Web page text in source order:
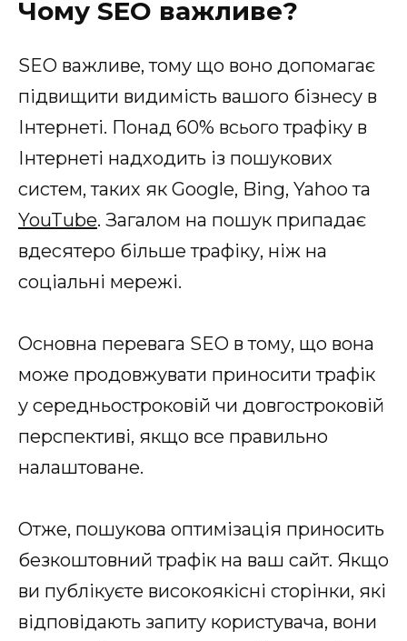
Чому SEO важливе?
SEO важливе, тому що воно допомагає
підвищити видимість вашого бізнесу в
Інтернеті. Понад 60% всього трафіку в
Інтернеті надходить із пошукових
систем, таких як Google, Bing, Yahoo та
YouTube. Загалом на пошук припадає
вдесятеро більше трафіку, ніж на
соціальні мережі.
Основна перевага SEO в тому, що вона
може продовжувати приносити трафік
у середньостроковій чи довгостроковій
перспективі, якщо все правильно
налаштоване.
Отже, пошукова оптимізація приносить
безкоштовний трафік на ваш сайт. Якщо
ви публікуєте високоякісні сторінки, які
відповідають запиту користувача, вони